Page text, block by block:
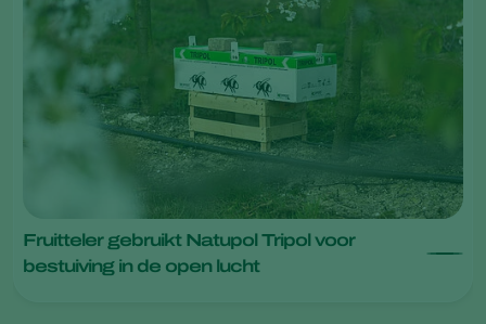
Fruitteler gebruikt Natupol Tripol voor
bestuiving in de open lucht